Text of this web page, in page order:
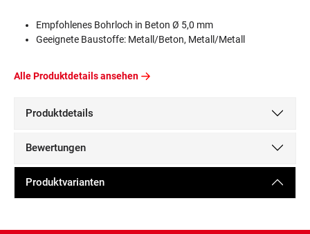
Empfohlenes Bohrloch in Beton Ø 5,0 mm
Geeignete Baustoffe: Metall/Beton, Metall/Metall
Alle Produktdetails ansehen
Produktdetails
Bewertungen
Produktvarianten